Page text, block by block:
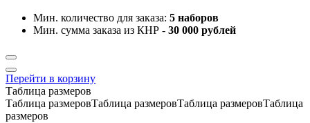
Мин. количество для заказа: 5 наборов
Мин. сумма заказа из КНР - 30 000 рублей
Перейти в корзину
Таблица размеров
Таблица размеровТаблица размеровТаблица размеровТаблица
размеров